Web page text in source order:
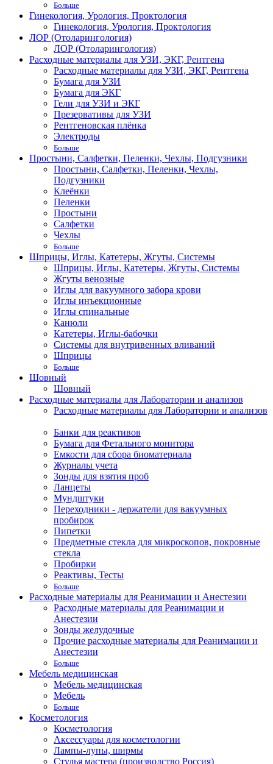
Больше
Гинекология, Урология, Проктология
Гинекология, Урология, Проктология
ЛОР (Отоларингология)
ЛОР (Отоларингология)
Расходные материалы для УЗИ, ЭКГ, Рентгена
Расходные материалы для УЗИ, ЭКГ, Рентгена
Бумага для УЗИ
Бумага для ЭКГ
Гели для УЗИ и ЭКГ
Презервативы для УЗИ
Рентгеновская плёнка
Электроды
Больше
Простыни, Салфетки, Пеленки, Чехлы, Подгузники
Простыни, Салфетки, Пеленки, Чехлы,
Подгузники
Клеёнки
Пеленки
Простыни
Салфетки
Чехлы
Больше
Шприцы, Иглы, Катетеры, Жгуты, Системы
Шприцы, Иглы, Катетеры, Жгуты, Системы
Жгуты венозные
Иглы для вакуумного забора крови
Иглы инъекционные
Иглы спинальные
Канюли
Катетеры, Иглы-бабочки
Системы для внутривенных вливаний
Шприцы
Больше
Шовный
Шовный
Расходные материалы для Лаборатории и анализов
Расходные материалы для Лаборатории и анализов
Банки для реактивов
Бумага для Фетального монитора
Емкости для сбора биоматериала
Журналы учета
Зонды для взятия проб
Ланцеты
Мундштуки
Переходники - держатели для вакуумных
пробирок
Пипетки
Предметные стекла для микроскопов, покровные
стекла
Пробирки
Реактивы, Тесты
Больше
Расходные материалы для Реанимации и Анестезии
Расходные материалы для Реанимации и
Анестезии
Зонды желудочные
Прочие расходные материалы для Реанимации и
Анестезии
Больше
Мебель медицинская
Мебель медицинская
Мебель
Больше
Косметология
Косметология
Аксессуары для косметологии
Лампы-лупы, ширмы
Стулья мастера (производство Россия)